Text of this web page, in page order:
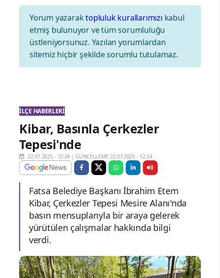
Yorum yazaraktopluluk kurallarımızı kabul
etmiş bulunuyor ve tüm sorumluluğu
üstleniyorsunuz. Yazılan yorumlardan
sitemiz hiçbir şekilde sorumlu tutulamaz.
İLÇE HABERLERI
Kibar, Basınla Çerkezler
Tepesi'nde
22.07.2025 - 12:24 |GÜNCELLEME:22.07.2025 - 12:24
Fatsa Belediye Başkanı İbrahim Etem
Kibar, Çerkezler Tepesi Mesire Alanı'nda
basın mensuplarıyla bir araya gelerek
yürütülen çalışmalar hakkında bilgi
verdi.